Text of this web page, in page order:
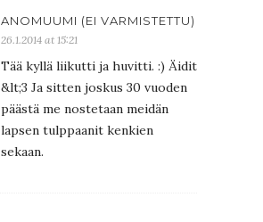
ANOMUUMI (EI VARMISTETTU)
26.1.2014 at 15:21
Tää kyllä liikutti ja huvitti. :) Äidit
&lt;3 Ja sitten joskus 30 vuoden
päästä me nostetaan meidän
lapsen tulppaanit kenkien
sekaan.